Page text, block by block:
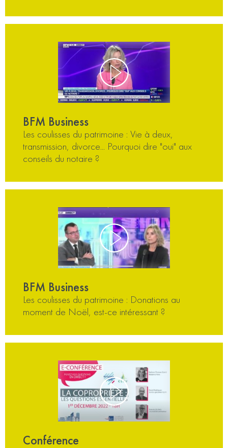
BFM Business
Les coulisses du patrimoine : Vie à deux,
transmission, divorce... Pourquoi dire "oui" aux
conseils du notaire ?
BFM Business
Les coulisses du patrimoine : Donations au
moment de Noël, est-ce intéressant ?
Conférence